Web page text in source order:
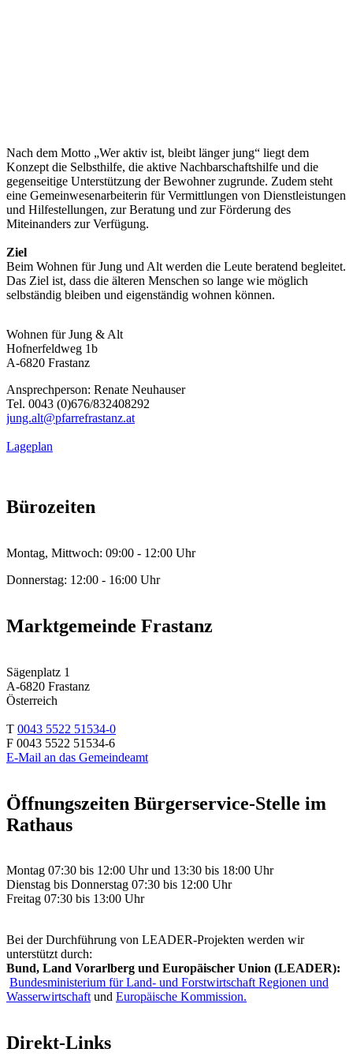
Nach dem Motto „Wer aktiv ist, bleibt länger jung“ liegt dem
Konzept die Selbsthilfe, die aktive Nachbarschaftshilfe und die
gegenseitige Unterstützung der Bewohner zugrunde. Zudem steht
eine Gemeinwesenarbeiterin für Vermittlungen von Dienstleistungen
und Hilfestellungen, zur Beratung und zur Förderung des
Miteinanders zur Verfügung.
Ziel
Beim Wohnen für Jung und Alt werden die Leute beratend begleitet.
Das Ziel ist, dass die älteren Menschen so lange wie möglich
selbständig bleiben und eigenständig wohnen können.
Wohnen für Jung & Alt
Hofnerfeldweg 1b
A-6820 Frastanz
Ansprechperson: Renate Neuhauser
Tel. 0043 (0)676/832408292
jung.alt@pfarrefrastanz.at
Lageplan
Bürozeiten
Montag, Mittwoch: 09:00 - 12:00 Uhr
Donnerstag: 12:00 - 16:00 Uhr
Marktgemeinde Frastanz
Sägenplatz 1
A-6820 Frastanz
Österreich
T 0043 5522 51534-0
F 0043 5522 51534-6
E-Mail an das Gemeindeamt
Öffnungszeiten Bürgerservice-Stelle im
Rathaus
Montag 07:30 bis 12:00 Uhr und 13:30 bis 18:00 Uhr
Dienstag bis Donnerstag 07:30 bis 12:00 Uhr
Freitag 07:30 bis 13:00 Uhr
Bei der Durchführung von LEADER-Projekten werden wir
unterstützt durch:
Bund, Land Vorarlberg und Europäischer Union (LEADER):
Bundesministerium für Land- und Forstwirtschaft Regionen und
Wasserwirtschaftund Europäische Kommission.
Direkt-Links